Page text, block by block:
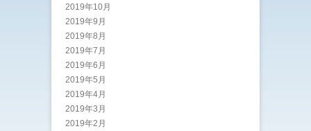
2019年10月
2019年9月
2019年8月
2019年7月
2019年6月
2019年5月
2019年4月
2019年3月
2019年2月